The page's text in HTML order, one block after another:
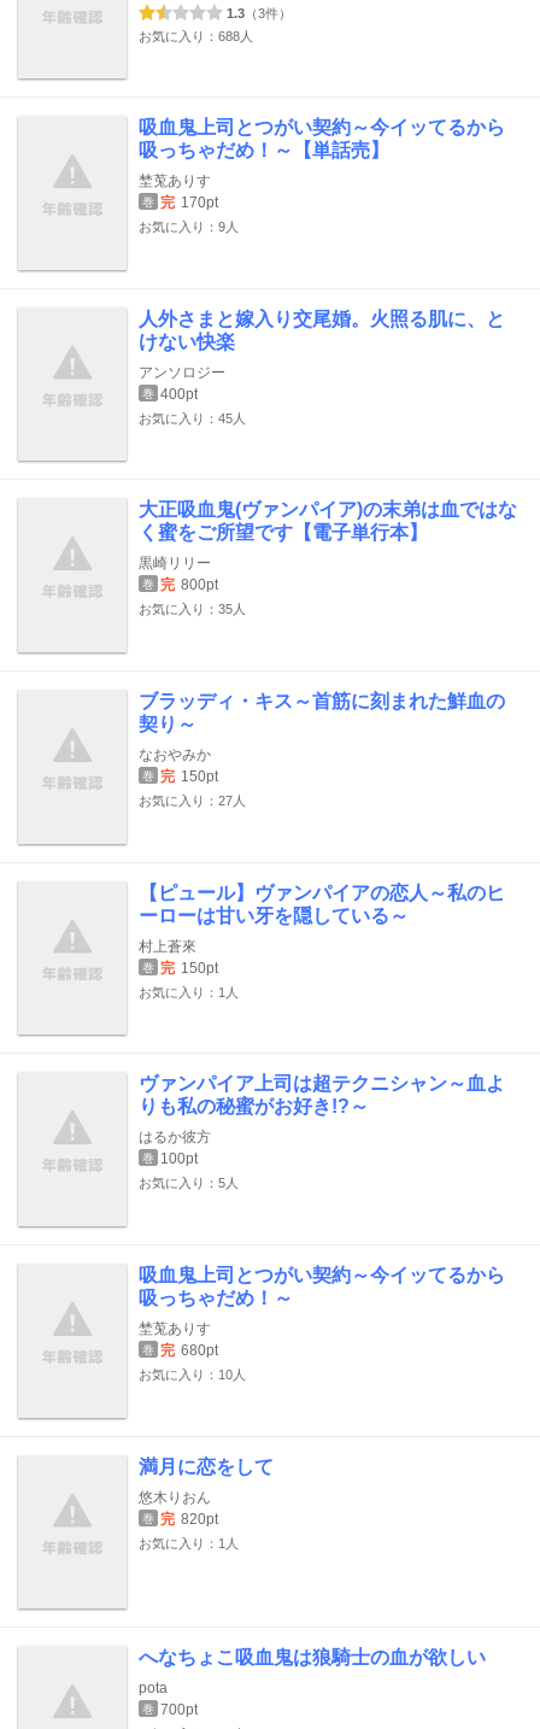
1.3 （3件）
お気に入り：688人
吸血鬼上司とつがい契約～今イッてるから
吸っちゃだめ！～【単話売】
埜莵ありす
巻 完 170pt
お気に入り：9人
人外さまと嫁入り交尾婚。火照る肌に、と
けない快楽
アンソロジー
巻 400pt
お気に入り：45人
大正吸血鬼(ヴァンパイア)の末弟は血ではな
く蜜をご所望です【電子単行本】
黒崎リリー
巻 完 800pt
お気に入り：35人
ブラッディ・キス～首筋に刻まれた鮮血の
契り～
なおやみか
巻 完 150pt
お気に入り：27人
【ピュール】ヴァンパイアの恋人～私のヒ
ーローは甘い牙を隠している～
村上蒼來
巻 完 150pt
お気に入り：1人
ヴァンパイア上司は超テクニシャン～血よ
りも私の秘蜜がお好き!?～
はるか彼方
巻 100pt
お気に入り：5人
吸血鬼上司とつがい契約～今イッてるから
吸っちゃだめ！～
埜莵ありす
巻 完 680pt
お気に入り：10人
満月に恋をして
悠木りおん
巻 完 820pt
お気に入り：1人
へなちょこ吸血鬼は狼騎士の血が欲しい
pota
巻 700pt